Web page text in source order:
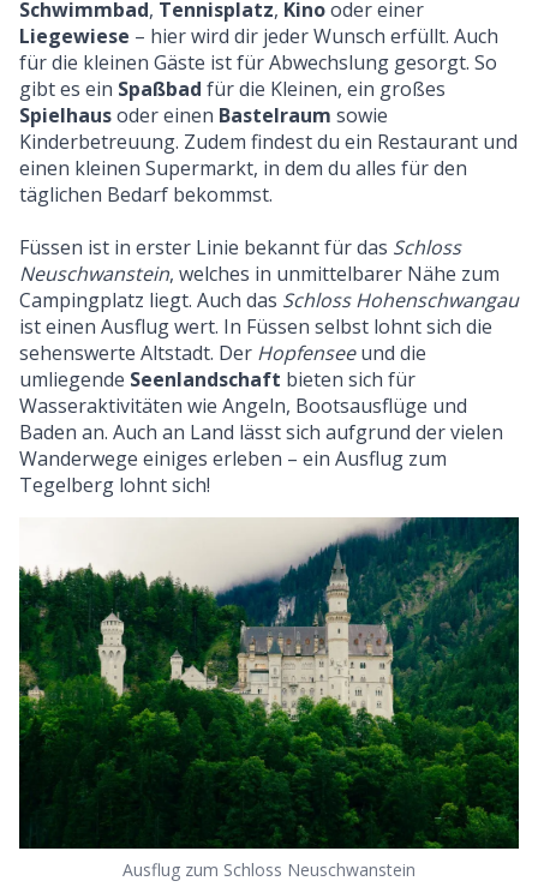
Schwimmbad, Tennisplatz, Kinooder einer
Liegewiese – hier wird dir jeder Wunsch erfüllt. Auch
für die kleinen Gäste ist für Abwechslung gesorgt. So
gibt es ein Spaßbad für die Kleinen, ein großes
Spielhausoder einen Bastelraum sowie
Kinderbetreuung. Zudem findest du ein Restaurant und
einen kleinen Supermarkt, in dem du alles für den
täglichen Bedarf bekommst.
Füssen ist in erster Linie bekannt für das Schloss
Neuschwanstein, welches in unmittelbarer Nähe zum
Campingplatz liegt. Auch das Schloss Hohenschwangau
ist einen Ausflug wert. In Füssen selbst lohnt sich die
sehenswerte Altstadt. Der Hopfenseeund die
umliegende Seenlandschaft bieten sich für
Wasseraktivitäten wie Angeln, Bootsausflüge und
Baden an. Auch an Land lässt sich aufgrund der vielen
Wanderwege einiges erleben – ein Ausflug zum
Tegelberg lohnt sich!
Ausflug zum Schloss Neuschwanstein